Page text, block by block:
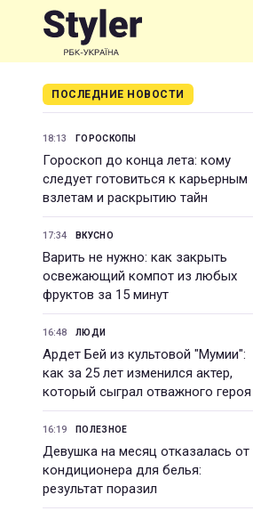
ПОСЛЕДНИЕ НОВОСТИ
18:13 ГОРОСКОПЫ
Гороскоп до конца лета: кому
следует готовиться к карьерным
взлетам и раскрытию тайн
17:34 ВКУСНО
Варить не нужно: как закрыть
освежающий компот из любых
фруктов за 15 минут
16:48 ЛЮДИ
Ардет Бей из культовой "Мумии":
как за 25 лет изменился актер,
который сыграл отважного героя
16:19 ПОЛЕЗНОЕ
Девушка на месяц отказалась от
кондиционера для белья:
результат поразил